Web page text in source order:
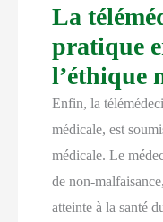
La
pratique
l’éthique
Enfin, la
médicale, est
médicale. Le
de non-
atteinte à la santé